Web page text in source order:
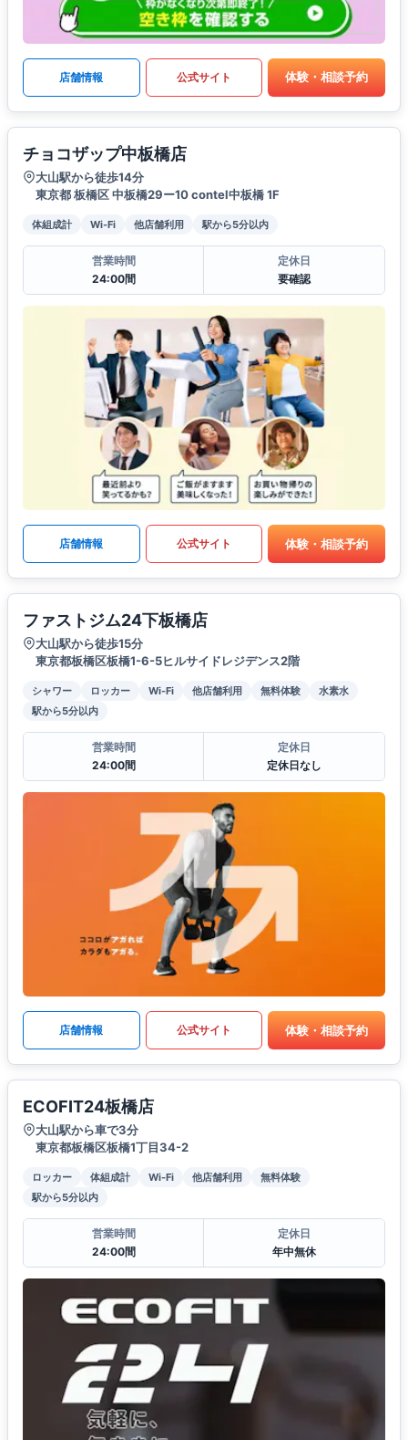
店舗情報 公式サイト 体験・相談予約
チョコザップ中板橋店
大山駅から徒歩14分
東京都 板橋区 中板橋29ー10 contel中板橋 1F
体組成計 Wi-Fi 他店舗利用 駅から5分以内
営業時間
24:00間
定休日
要確認
店舗情報 公式サイト 体験・相談予約
ファストジム24下板橋店
大山駅から徒歩15分
東京都板橋区板橋1-6-5ヒルサイドレジデンス2階
シャワー ロッカー Wi-Fi 他店舗利用 無料体験
水素水
駅から5分以内
営業時間
24:00間
定休日
定休日なし
店舗情報 公式サイト 体験・相談予約
ECOFIT24板橋店
大山駅から車で3分
東京都板橋区板橋1丁目34-2
ロッカー 体組成計 Wi-Fi 他店舗利用
無料体験
駅から5分以内
営業時間
24:00間
定休日
年中無休